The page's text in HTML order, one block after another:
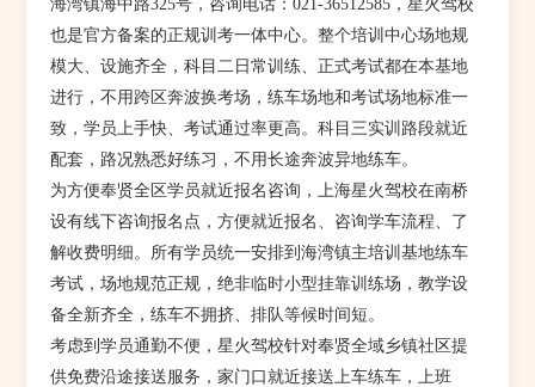
海湾镇海中路325号，咨询电话：021-36512585，星火驾校
也是官方备案的正规训考一体中心。整个培训中心场地规
模大、设施齐全，科目二日常训练、正式考试都在本基地
进行，不用跨区奔波换考场，练车场地和考试场地标准一
致，学员上手快、考试通过率更高。科目三实训路段就近
配套，路况熟悉好练习，不用长途奔波异地练车。
为方便奉贤全区学员就近报名咨询，上海星火驾校在南桥
设有线下咨询报名点，方便就近报名、咨询学车流程、了
解收费明细。所有学员统一安排到海湾镇主培训基地练车
考试，场地规范正规，绝非临时小型挂靠训练场，教学设
备全新齐全，练车不拥挤、排队等候时间短。
考虑到学员通勤不便，星火驾校针对奉贤全域乡镇社区提
供免费沿途接送服务，家门口就近接送上车练车，上班